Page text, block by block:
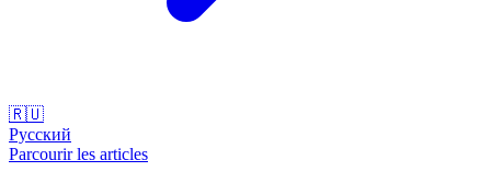
🇷🇺
Русский
Parcourir les articles